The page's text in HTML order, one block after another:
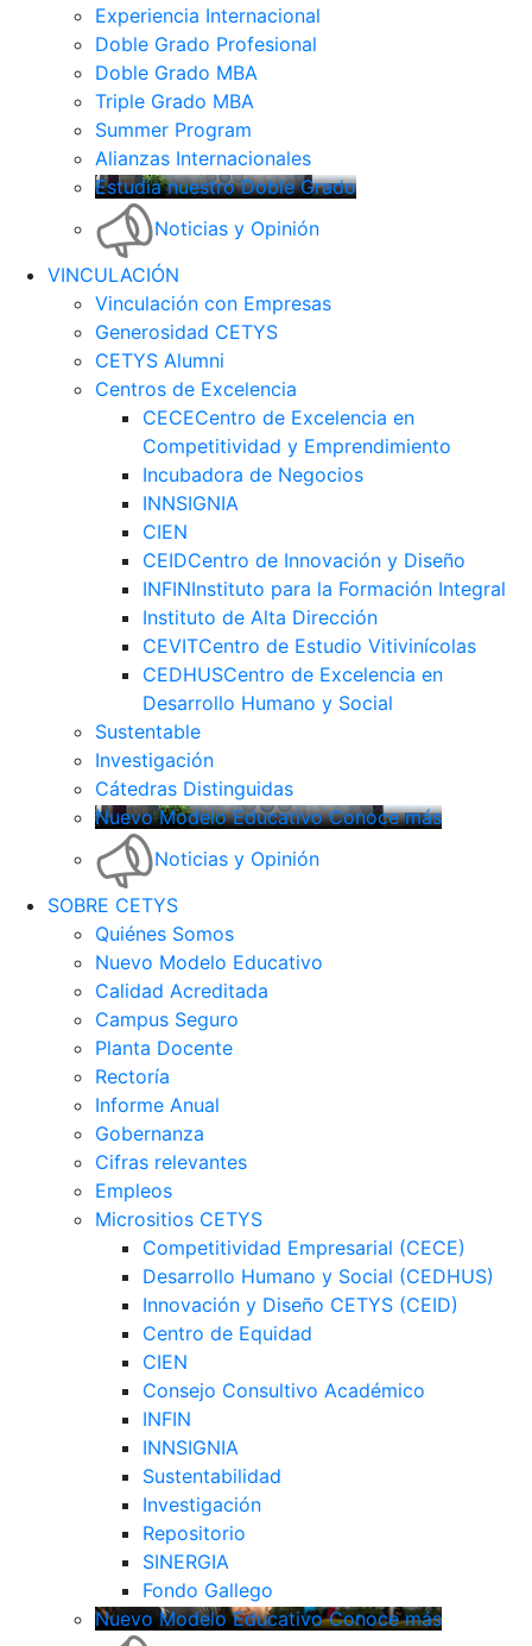
Experiencia Internacional
Doble Grado Profesional
Doble Grado MBA
Triple Grado MBA
Summer Program
Alianzas Internacionales
Estudia nuestro Doble Grado
Noticias y Opinión
VINCULACIÓN
Vinculación con Empresas
Generosidad CETYS
CETYS Alumni
Centros de Excelencia
CECECentro de Excelencia en
Competitividad y Emprendimiento
Incubadora de Negocios
INNSIGNIA
CIEN
CEIDCentro de Innovación y Diseño
INFINInstituto para la Formación Integral
Instituto de Alta Dirección
CEVITCentro de Estudio Vitivinícolas
CEDHUSCentro de Excelencia en
Desarrollo Humano y Social
Sustentable
Investigación
Cátedras Distinguidas
Nuevo Modelo Educativo Conoce más
Noticias y Opinión
SOBRE CETYS
Quiénes Somos
Nuevo Modelo Educativo
Calidad Acreditada
Campus Seguro
Planta Docente
Rectoría
Informe Anual
Gobernanza
Cifras relevantes
Empleos
Micrositios CETYS
Competitividad Empresarial (CECE)
Desarrollo Humano y Social (CEDHUS)
Innovación y Diseño CETYS (CEID)
Centro de Equidad
CIEN
Consejo Consultivo Académico
INFIN
INNSIGNIA
Sustentabilidad
Investigación
Repositorio
SINERGIA
Fondo Gallego
Nuevo Modelo Educativo Conoce más